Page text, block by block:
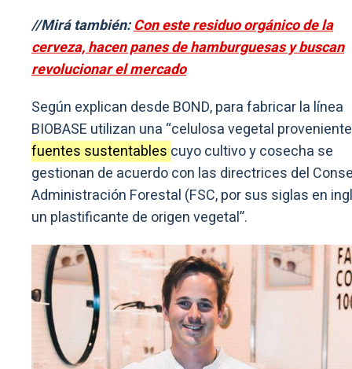
//Mirá también:Con este residuo orgánico de la
cerveza, hacen panes de hamburguesas y buscan
revolucionar el mercado
Según explican desde BOND, para fabricar la línea
BIOBASE utilizan una “celulosa vegetal
fuentes sustentables cuyo cultivo y cosecha se
gestionan de acuerdo con las directrices del
Administración Forestal (FSC, por sus siglas en
un plastificante de origen vegetal”.